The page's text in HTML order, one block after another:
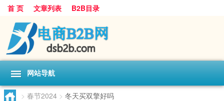
首 页 文章列表 B2B目录
网站导航
> 春节2024 > 冬天买双擎好吗